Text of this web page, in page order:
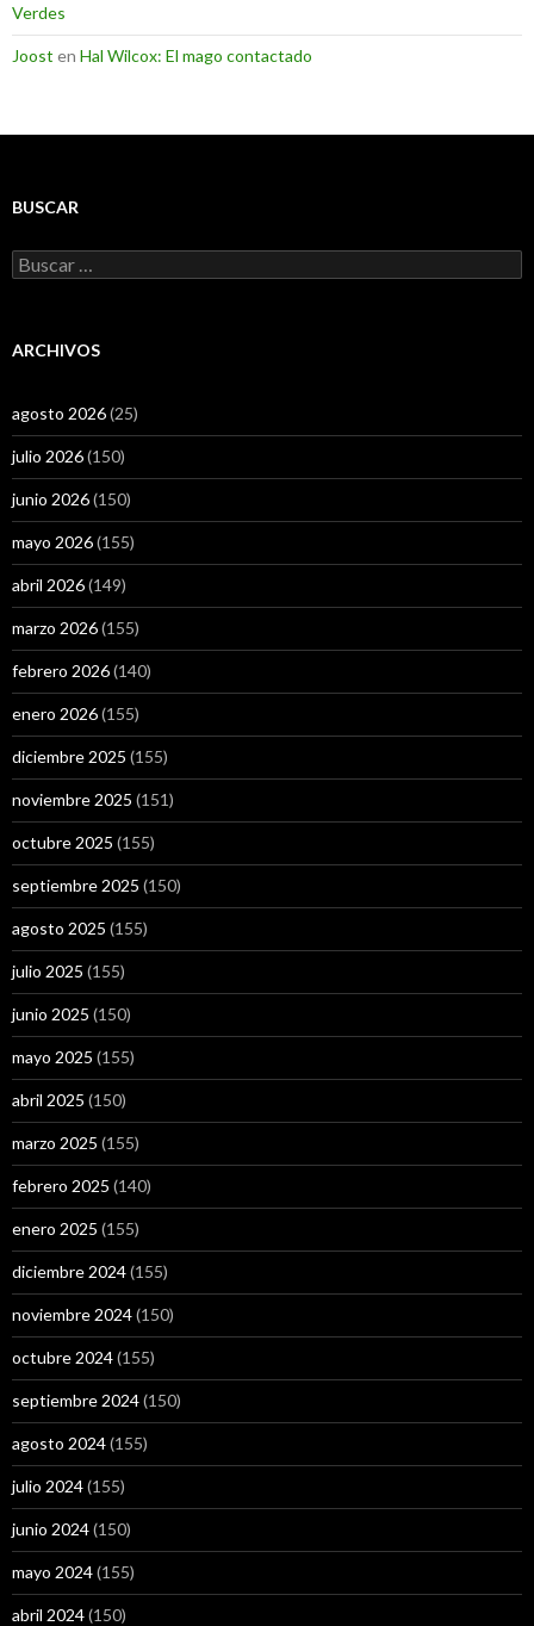
Verdes
Joost en Hal Wilcox: El mago contactado
BUSCAR
Buscar:
ARCHIVOS
agosto 2026(25)
julio 2026(150)
junio 2026(150)
mayo 2026(155)
abril 2026(149)
marzo 2026(155)
febrero 2026(140)
enero 2026(155)
diciembre 2025 (155)
noviembre 2025 (151)
octubre 2025 (155)
septiembre 2025 (150)
agosto 2025 (155)
julio 2025 (155)
junio 2025 (150)
mayo 2025 (155)
abril 2025 (150)
marzo 2025 (155)
febrero 2025 (140)
enero 2025 (155)
diciembre 2024(155)
noviembre 2024(150)
octubre 2024(155)
septiembre 2024(150)
agosto 2024(155)
julio 2024(155)
junio 2024(150)
mayo 2024(155)
abril 2024(150)